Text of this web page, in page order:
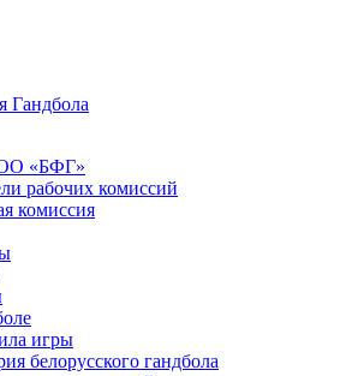
Гандбола
«БФГ»
рабочих комиссий
комиссия
игры
белорусского гандбола